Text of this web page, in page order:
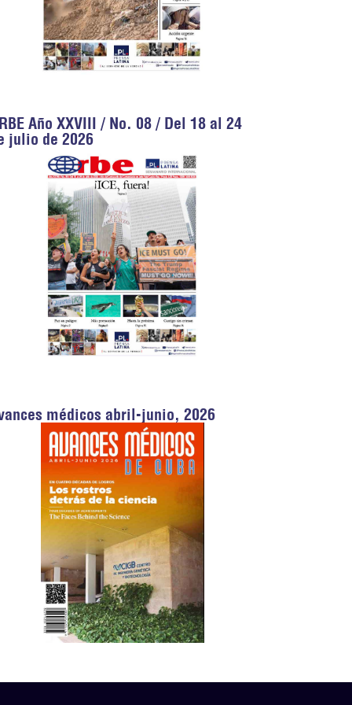
Año XXVIII / No. 08 / Del 18 al 24
julio de 2026
médicos abril-junio, 2026